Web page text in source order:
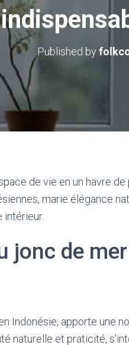
Published by
de vie en un havre de
marie élégance
intérieur.
jonc de
Indonésie, apporte une
naturelle et praticité,